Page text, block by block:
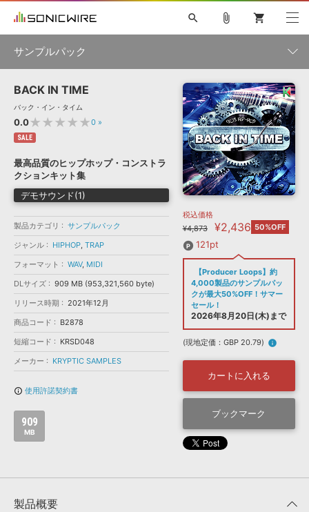
ソフト音源 »
プラグイン・エフェクト »
サンプルパック »
ソフトウェア／ツール »
DAW »
効果音 »
BGM »
特集 »
ニュースレター »
SONICWIREブログ »
製品サポート情報 »
DTMガイド »
FAQ »
お問い合わせ »
音楽カード
楽曲配信流通サービス
無償のサウンド管理ソフト
次世代型 ボーカル・エディタ
APS 映像のBGM・セリフを音声分離
search
初音ミク NT 鏡音リン・レン V4X 巡音ルカ V4X
MEIKO V3
KAITO V3
TOONTRACK
SPITFIRE AUDIO
VIENNA
EZ DRUMMER 3
ライセンスフリーBGM
ボーカル抜き出し
DUBSTEP
ELECTRONICA
EDM TRANCE MUTANT
ROUTER.FM
ソフト音源 プラグイン・エフェクト
ソフトウェア／ツール 効果音
attach_file shopping_cart
サンプルパック
製品一覧
メーカー
フォーマット
ランキング
BACK IN TIME
バック・イン・タイム
0.0★★★★★0 »
SALE
最高品質のヒップホップ・コンストラ
クションキット集
デモサウンド(1)
製品カテゴリ
サンプルパック
ジャンル
HIPHOP, TRAP
フォーマット
WAV, MIDI
DLサイズ
909 MB (953,321,560 byte)
リリース時期
2021年12月
商品コード
B2878
短縮コード
KRSD048
メーカー
KRYPTIC SAMPLES
info_outline 使用許諾契約書
909
MB
税込価格
¥4,873
¥2,436 50%OFF
121pt
【Producer Loops】約
4,000製品のサンプルパッ
クが最大50%OFF！サマー
セール！
2026年8月20日(木)まで
(現地定価：GBP 20.79) info
カートに入れる
ブックマーク
製品概要